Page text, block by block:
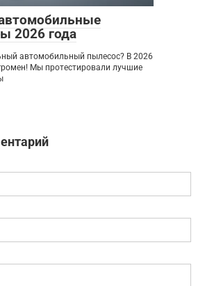
2026 года
автомобильный пылесос? В 2026
Мы протестировали лучшие